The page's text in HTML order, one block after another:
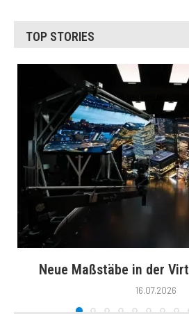
TOP STORIES
Neue Maßstäbe in der
16.07.2026